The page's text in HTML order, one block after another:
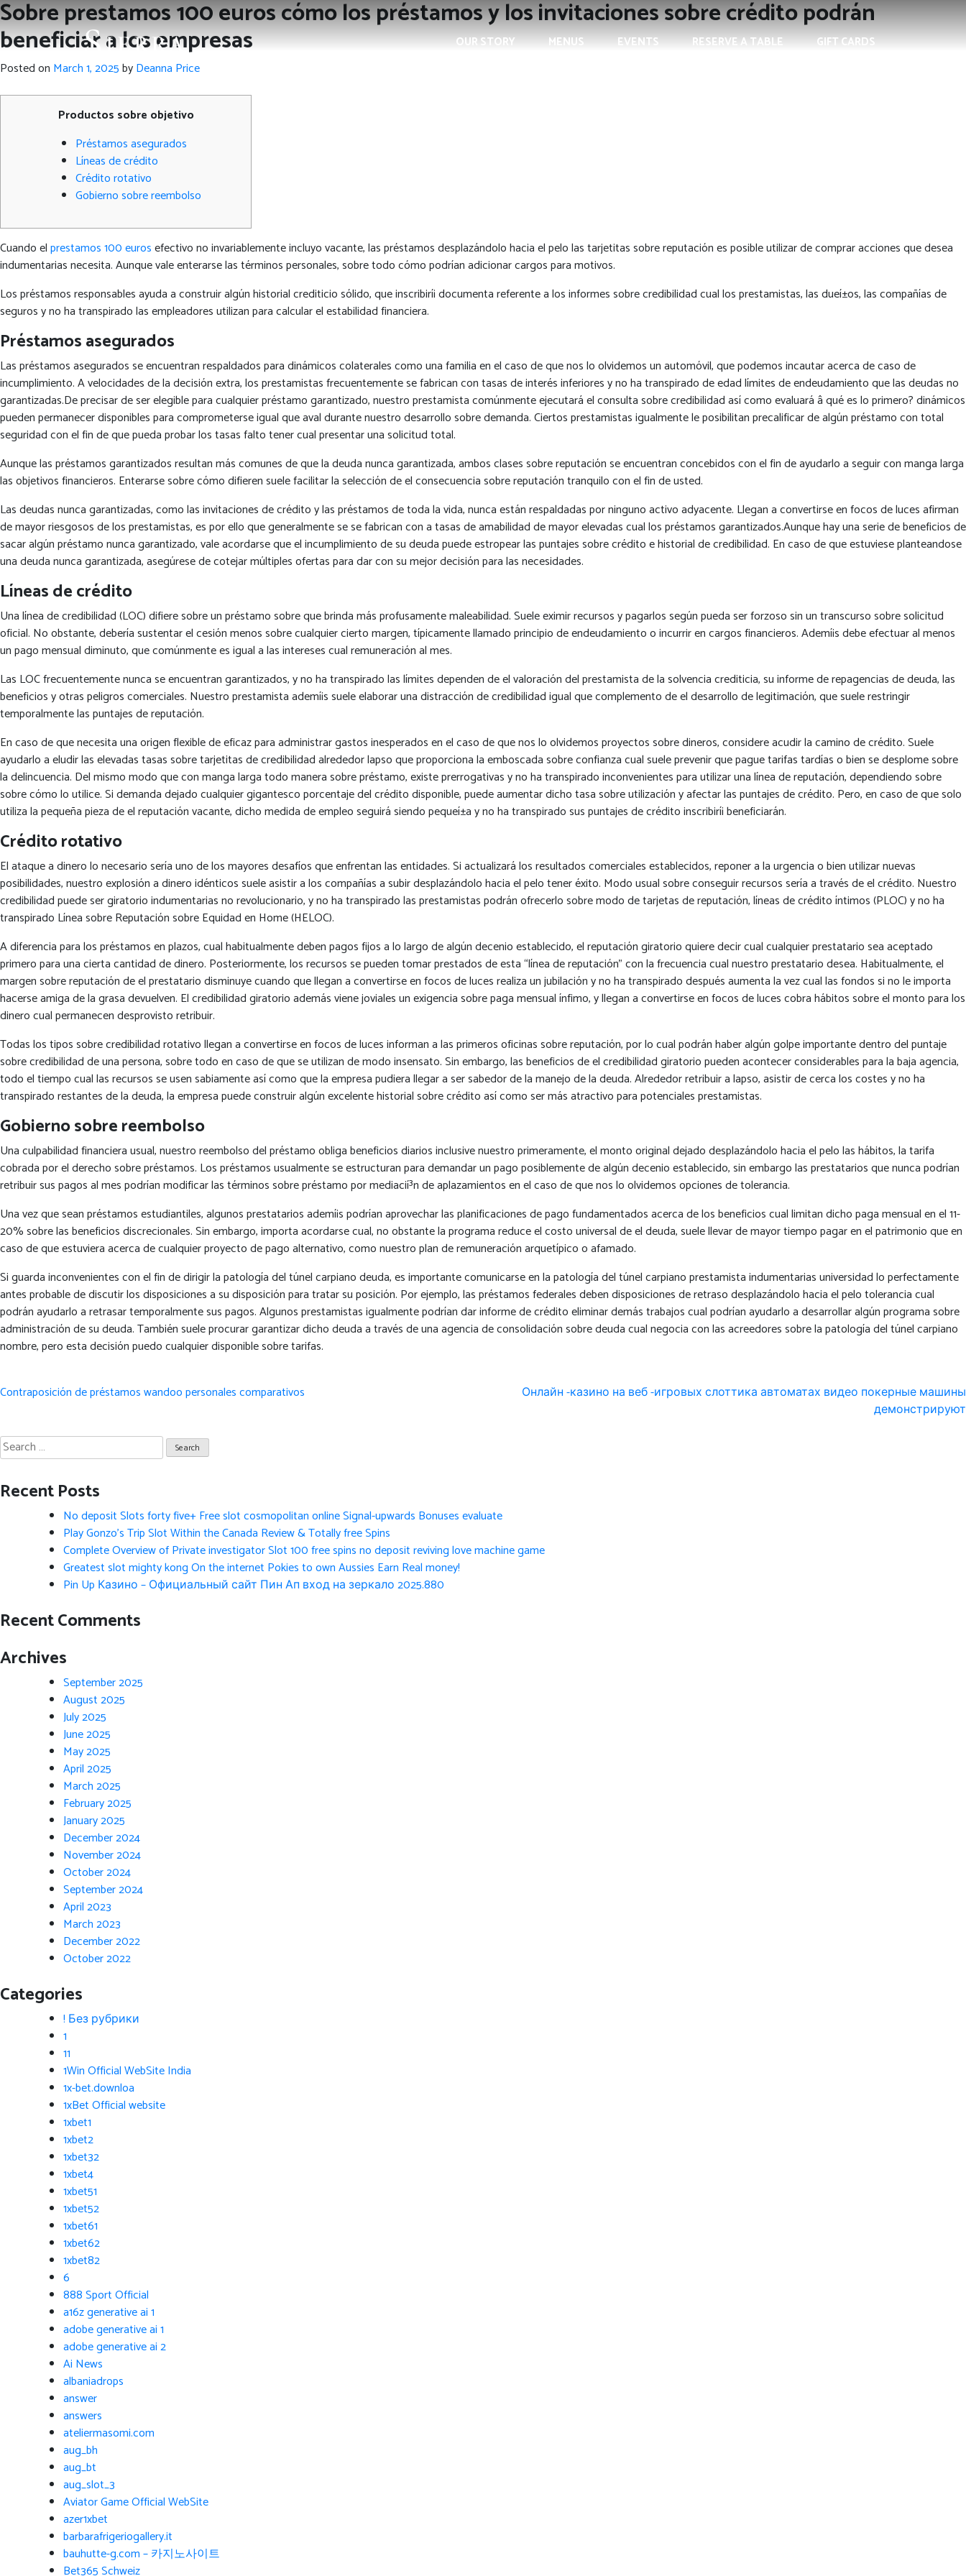
OUR STORY MENUS EVENTS RESERVE A TABLE GIFT CARDS
Sobre prestamos 100 euros cómo los préstamos y los invitaciones sobre crédito podrán
beneficiar a los empresas
Posted on March 1, 2025byDeanna Price
Productos sobre objetivo
Préstamos asegurados
Líneas de crédito
Crédito rotativo
Gobierno sobre reembolso
Cuando elprestamos 100 eurosefectivo no invariablemente incluyo vacante, las préstamos desplazándolo hacia el pelo las tarjetitas sobre reputación es posible utilizar de comprar acciones que desea
indumentarias necesita.Aunque vale enterarse las términos personales, sobre todo cómo podrían adicionar cargos para motivos.
Los préstamos responsables ayuda a construir algún historial crediticio sólido, que inscribirí¡ documenta referente a los informes sobre credibilidad cual los prestamistas, las dueí±os, las compañías de
seguros y no ha transpirado las empleadores utilizan para calcular el estabilidad financiera.
Préstamos asegurados
Las préstamos asegurados se encuentran respaldados para dinámicos colaterales como una familia en el caso de que nos lo olvidemos un automóvil, que podemos incautar acerca de caso de
incumplimiento. A velocidades de la decisión extra, los prestamistas frecuentemente se fabrican con tasas de interés inferiores y no ha transpirado de edad límites de endeudamiento que las deudas no
garantizadas.De precisar de ser elegible para cualquier préstamo garantizado, nuestro prestamista comúnmente ejecutará el consulta sobre credibilidad así­ como evaluará â qué es lo primero? dinámicos
pueden permanecer disponibles para comprometerse igual que aval durante nuestro desarrollo sobre demanda. Ciertos prestamistas igualmente le posibilitan precalificar de algún préstamo con total
seguridad con el fin de que pueda probar los tasas falto tener cual presentar una solicitud total.
Aunque las préstamos garantizados resultan más comunes de que la deuda nunca garantizada, ambos clases sobre reputación se encuentran concebidos con el fin de ayudarlo a seguir con manga larga
las objetivos financieros. Enterarse sobre cómo difieren suele facilitar la selección de el consecuencia sobre reputación tranquilo con el fin de usted.
Las deudas nunca garantizadas, como las invitaciones de crédito y las préstamos de toda la vida, nunca están respaldadas por ninguno activo adyacente. Llegan a convertirse en focos de luces afirman
de mayor riesgosos de los prestamistas, es por ello que generalmente se se fabrican con a tasas de amabilidad de mayor elevadas cual los préstamos garantizados.Aunque hay una serie de beneficios de
sacar algún préstamo nunca garantizado, vale acordarse que el incumplimiento de su deuda puede estropear las puntajes sobre crédito e historial de credibilidad. En caso de que estuviese planteandose
una deuda nunca garantizada, asegúrese de cotejar múltiples ofertas para dar con su mejor decisión para las necesidades.
Líneas de crédito
Una línea de credibilidad (LOC) difiere sobre un préstamo sobre que brinda más profusamente maleabilidad. Suele eximir recursos y pagarlos según pueda ser forzoso sin un transcurso sobre solicitud
oficial. No obstante, debería sustentar el cesión menos sobre cualquier cierto margen, típicamente llamado principio de endeudamiento o incurrir en cargos financieros. Ademí¡s debe efectuar al menos
un pago mensual diminuto, que comúnmente es igual a las intereses cual remuneración al mes.
Las LOC frecuentemente nunca se encuentran garantizados, y no ha transpirado las límites dependen de el valoración del prestamista de la solvencia crediticia, su informe de repagencias de deuda, las
beneficios y otras peligros comerciales. Nuestro prestamista ademí¡s suele elaborar una distracción de credibilidad igual que complemento de el desarrollo de legitimación, que suele restringir
temporalmente las puntajes de reputación.
En caso de que necesita una origen flexible de eficaz para administrar gastos inesperados en el caso de que nos lo olvidemos proyectos sobre dineros, considere acudir la camino de crédito. Suele
ayudarlo a eludir las elevadas tasas sobre tarjetitas de credibilidad alrededor lapso que proporciona la emboscada sobre confianza cual suele prevenir que pague tarifas tardías o bien se desplome sobre
la delincuencia. Del mismo modo que con manga larga todo manera sobre préstamo, existe prerrogativas y no ha transpirado inconvenientes para utilizar una línea de reputación, dependiendo sobre
sobre cómo lo utilice. Si demanda dejado cualquier gigantesco porcentaje del crédito disponible, puede aumentar dicho tasa sobre utilización y afectar las puntajes de crédito. Pero, en caso de que solo
utiliza la pequeña pieza de el reputación vacante, dicho medida de empleo seguirá siendo pequeí±a y no ha transpirado sus puntajes de crédito inscribirí¡ beneficiarán.
Crédito rotativo
El ataque a dinero lo necesario serí­a uno de los mayores desafíos que enfrentan las entidades. Si actualizará los resultados comerciales establecidos, reponer a la urgencia o bien utilizar nuevas
posibilidades, nuestro explosión a dinero idénticos suele asistir a los compañías a subir desplazándolo hacia el pelo tener éxito. Modo usual sobre conseguir recursos serí­a a través de el crédito. Nuestro
credibilidad puede ser giratorio indumentarias no revolucionario, y no ha transpirado las prestamistas podrán ofrecerlo sobre modo de tarjetas de reputación, líneas de crédito íntimos (PLOC) y no ha
transpirado Línea sobre Reputación sobre Equidad en Home (HELOC).
A diferencia para los préstamos en plazos, cual habitualmente deben pagos fijos a lo largo de algún decenio establecido, el reputación giratorio quiere decir cual cualquier prestatario sea aceptado
primero para una cierta cantidad de dinero. Posteriormente, los recursos se pueden tomar prestados de esta “línea de reputación” con la frecuencia cual nuestro prestatario desea. Habitualmente, el
margen sobre reputación de el prestatario disminuye cuando que llegan a convertirse en focos de luces realiza un jubilación y no ha transpirado después aumenta la vez cual las fondos si no le importa
hacerse amiga de la grasa devuelven. El credibilidad giratorio además viene joviales un exigencia sobre paga mensual ínfimo, y llegan a convertirse en focos de luces cobra hábitos sobre el monto para los
dinero cual permanecen desprovisto retribuir.
Todas los tipos sobre credibilidad rotativo llegan a convertirse en focos de luces informan a las primeros oficinas sobre reputación, por lo cual podrán haber algún golpe importante dentro del puntaje
sobre credibilidad de una persona, sobre todo en caso de que se utilizan de modo insensato. Sin embargo, las beneficios de el credibilidad giratorio pueden acontecer considerables para la baja agencia,
todo el tiempo cual las recursos se usen sabiamente así­ como que la empresa pudiera llegar a ser sabedor de la manejo de la deuda. Alrededor retribuir a lapso, asistir de cerca los costes y no ha
transpirado restantes de la deuda, la empresa puede construir algún excelente historial sobre crédito así­ como ser más atractivo para potenciales prestamistas.
Gobierno sobre reembolso
Una culpabilidad financiera usual, nuestro reembolso del préstamo obliga beneficios diarios inclusive nuestro primeramente, el monto original dejado desplazándolo hacia el pelo las hábitos, la tarifa
cobrada por el derecho sobre préstamos. Los préstamos usualmente se estructuran para demandar un pago posiblemente de algún decenio establecido, sin embargo las prestatarios que nunca podrían
retribuir sus pagos al mes podrían modificar las términos sobre préstamo por mediacií³n de aplazamientos en el caso de que nos lo olvidemos opciones de tolerancia.
Una vez que sean préstamos estudiantiles, algunos prestatarios ademí¡s podrían aprovechar las planificaciones de pago fundamentados acerca de los beneficios cual limitan dicho paga mensual en el 11-
20% sobre las beneficios discrecionales. Sin embargo, importa acordarse cual, no obstante la programa reduce el costo universal de el deuda, suele llevar de mayor tiempo pagar en el patrimonio que en
caso de que estuviera acerca de cualquier proyecto de pago alternativo, como nuestro plan de remuneración arquetípico o afamado.
Si guarda inconvenientes con el fin de dirigir la patologí­a del túnel carpiano deuda, es importante comunicarse en la patologí­a del túnel carpiano prestamista indumentarias universidad lo perfectamente
antes probable de discutir los disposiciones a su disposición para tratar su posición. Por ejemplo, las préstamos federales deben disposiciones de retraso desplazándolo hacia el pelo tolerancia cual
podrán ayudarlo a retrasar temporalmente sus pagos. Algunos prestamistas igualmente podrían dar informe de crédito eliminar demás trabajos cual podrían ayudarlo a desarrollar algún programa sobre
administración de su deuda. También suele procurar garantizar dicho deuda a través de una agencia de consolidación sobre deuda cual negocia con las acreedores sobre la patologí­a del túnel carpiano
nombre, pero esta decisión puedo cualquier disponible sobre tarifas.
Post
Contraposición de préstamos wandoo personales comparativos
Онлайн -казино на веб -игровых слоттика автоматах видео покерные машины
демонстрируют
Search
for:
Recent Posts
No deposit Slots forty five+ Free slot cosmopolitan online Signal-upwards Bonuses evaluate
Play Gonzo’s Trip Slot Within the Canada Review & Totally free Spins
Complete Overview of Private investigator Slot 100 free spins no deposit reviving love machine game
Greatest slot mighty kong On the internet Pokies to own Aussies Earn Real money!
Pin Up Казино – Официальный сайт Пин Ап вход на зеркало 2025.880
Recent Comments
Archives
September 2025
August 2025
July 2025
June 2025
May 2025
April 2025
March 2025
February 2025
January 2025
December 2024
November 2024
October 2024
September 2024
April 2023
March 2023
December 2022
October 2022
Categories
! Без рубрики
1
11
1Win Official WebSite India
1x-bet.downloa
1xBet Official website
1xbet1
1xbet2
1xbet32
1xbet4
1xbet51
1xbet52
1xbet61
1xbet62
1xbet82
6
888 Sport Official
a16z generative ai 1
adobe generative ai 1
adobe generative ai 2
Ai News
albaniadrops
answer
answers
ateliermasomi.com
aug_bh
aug_bt
aug_slot_3
Aviator Game Official WebSite
azer1xbet
barbarafrigeriogallery.it
bauhutte-g.com – 카지노사이트
Bet365 Schweiz